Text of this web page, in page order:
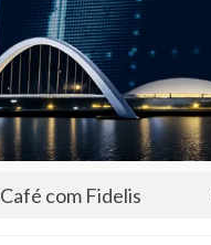
Café com Fidelis